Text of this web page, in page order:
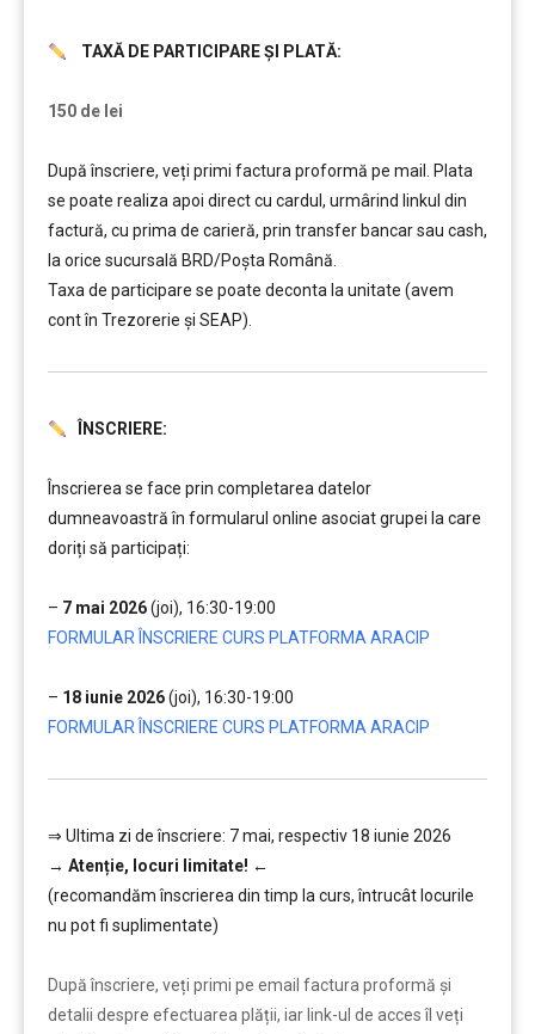
TAXĂ DE PARTICIPARE ȘI PLATĂ:
150 de lei
După înscriere, veți primi factura proformă pe mail. Plata
se poate realiza apoi direct cu cardul, urmârind linkul din
factură, cu prima de carieră, prin transfer bancar sau cash,
la orice sucursală BRD/Poșta Română.
Taxa de participare se poate deconta la unitate (avem
cont în Trezorerie și SEAP).
ÎNSCRIERE:
Înscrierea se face prin completarea datelor
dumneavoastră în formularul online asociat grupei la care
doriți să participați:
– 7 mai 2026(joi), 16:30-19:00
FORMULAR ÎNSCRIERE CURS PLATFORMA ARACIP
– 18 iunie 2026(joi), 16:30-19:00
FORMULAR ÎNSCRIERE CURS PLATFORMA ARACIP
⇒ Ultima zi de înscriere: 7 mai, respectiv 18 iunie 2026
→ Atenție, locuri limitate! ←
(recomandăm înscrierea din timp la curs, întrucât locurile
nu pot fi suplimentate)
După înscriere, veți primi pe email factura proformă și
detalii despre efectuarea plății, iar link-ul de acces îl veți